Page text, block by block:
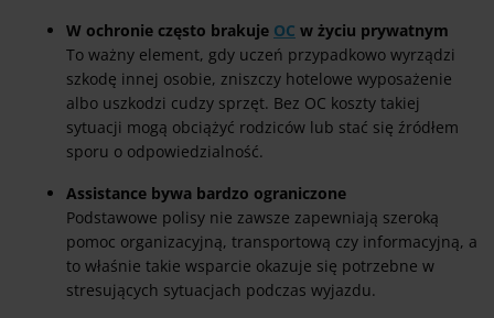
W ochronie często brakuje OC w życiu prywatnym
To ważny element, gdy uczeń przypadkowo wyrządzi
szkodę innej osobie, zniszczy hotelowe wyposażenie
albo uszkodzi cudzy sprzęt. Bez OC koszty takiej
sytuacji mogą obciążyć rodziców lub stać się źródłem
sporu o odpowiedzialność.
Assistance bywa bardzo ograniczone
Podstawowe polisy nie zawsze zapewniają szeroką
pomoc organizacyjną, transportową czy informacyjną, a
to właśnie takie wsparcie okazuje się potrzebne w
stresujących sytuacjach podczas wyjazdu.